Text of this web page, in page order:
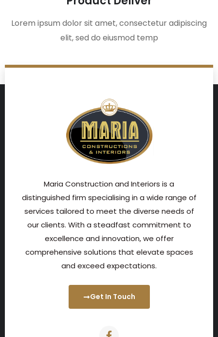
Lorem ipsum dolor sit amet, consectetur adipiscing
elit, sed do eiusmod temp
Maria Construction and Interiors is a
distinguished firm specialising in a wide range of
services tailored to meet the diverse needs of
our clients. With a steadfast commitment to
excellence and innovation, we offer
comprehensive solutions that elevate spaces
and exceed expectations.
Get In Touch